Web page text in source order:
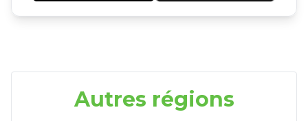
Autres régions